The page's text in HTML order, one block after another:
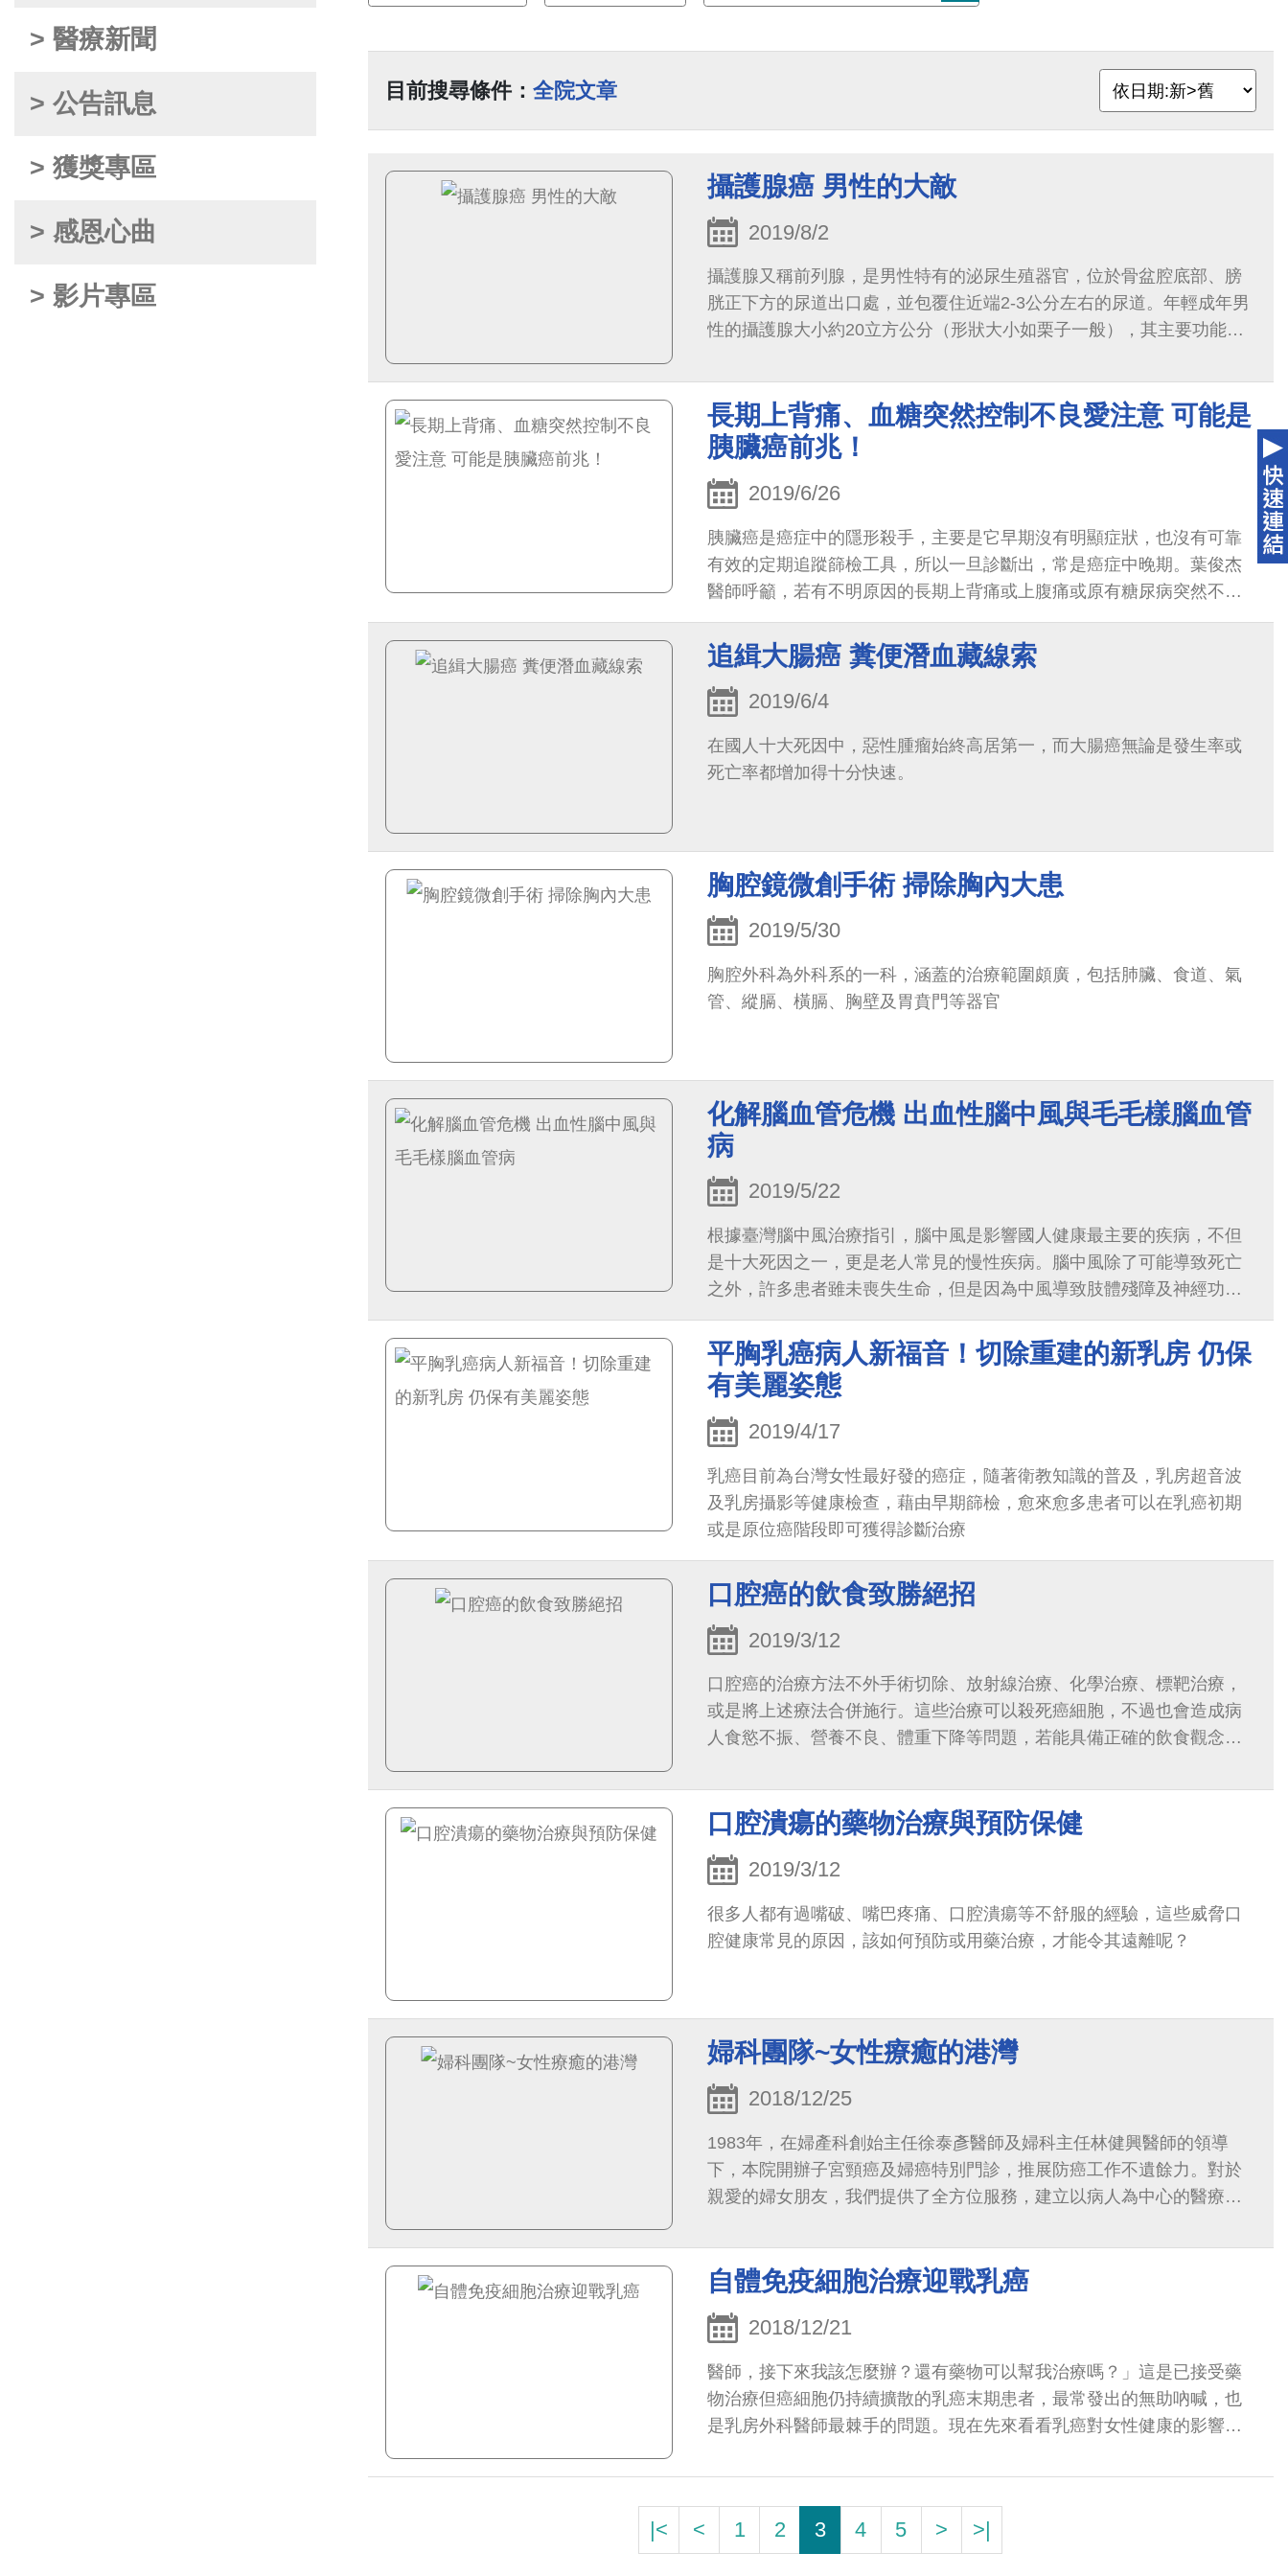
> 醫療新聞
> 公告訊息
> 獲獎專區
> 感恩心曲
> 影片專區
目前搜尋條件： 全院文章
攝護腺癌 男性的大敵
2019/8/2
攝護腺又稱前列腺，是男性特有的泌尿生殖器官，位於骨盆腔底部、膀
胱正下方的尿道出口處，並包覆住近端2-3公分左右的尿道。年輕成年男
性的攝護腺大小約20立方公分（形狀大小如栗子一般），其主要功能在
量20%的液體。
長期上背痛、血糖突然控制不良愛注意 可能是
胰臟癌前兆！
2019/6/26
胰臟癌是癌症中的隱形殺手，主要是它早期沒有明顯症狀，也沒有可靠
有效的定期追蹤篩檢工具，所以一旦診斷出，常是癌症中晚期。葉俊杰
醫師呼籲，若有不明原因的長期上背痛或上腹痛或原有糖尿病突然不明
原因控制不良、或是有皮膚眼球蠟黃、大便呈現灰白色、小便茶色、食
慾不振、體重減輕，這些都有可能是胰臟癌的前兆，勿掉以輕心。
追緝大腸癌 糞便潛血藏線索
2019/6/4
在國人十大死因中，惡性腫瘤始終高居第一，而大腸癌無論是發生率或
死亡率都增加得十分快速。
胸腔鏡微創手術 掃除胸內大患
2019/5/30
胸腔外科為外科系的一科，涵蓋的治療範圍頗廣，包括肺臟、食道、氣
管、縱膈、橫膈、胸壁及胃賁門等器官
化解腦血管危機 出血性腦中風與毛毛樣腦血管
病
2019/5/22
根據臺灣腦中風治療指引，腦中風是影響國人健康最主要的疾病，不但
是十大死因之一，更是老人常見的慢性疾病。腦中風除了可能導致死亡
之外，許多患者雖未喪失生命，但是因為中風導致肢體殘障及神經功能
損傷，必須支出龐大的醫療費用及耗損巨額的社會成本。
平胸乳癌病人新福音！切除重建的新乳房 仍保
有美麗姿態
2019/4/17
乳癌目前為台灣女性最好發的癌症，隨著衛教知識的普及，乳房超音波
及乳房攝影等健康檢查，藉由早期篩檢，愈來愈多患者可以在乳癌初期
或是原位癌階段即可獲得診斷治療
口腔癌的飲食致勝絕招
2019/3/12
口腔癌的治療方法不外手術切除、放射線治療、化學治療、標靶治療，
或是將上述療法合併施行。這些治療可以殺死癌細胞，不過也會造成病
人食慾不振、營養不良、體重下降等問題，若能具備正確的飲食觀念及
口腔潰瘍的藥物治療與預防保健
2019/3/12
很多人都有過嘴破、嘴巴疼痛、口腔潰瘍等不舒服的經驗，這些威脅口
腔健康常見的原因，該如何預防或用藥治療，才能令其遠離呢？
婦科團隊~女性療癒的港灣
2018/12/25
1983年，在婦產科創始主任徐泰彥醫師及婦科主任林健興醫師的領導
下，本院開辦子宮頸癌及婦癌特別門診，推展防癌工作不遺餘力。對於
親愛的婦女朋友，我們提供了全方位服務，建立以病人為中心的醫療，
與治療、子宮頸抹片檢查及人類乳突病毒疫苗接種
自體免疫細胞治療迎戰乳癌
2018/12/21
醫師，接下來我該怎麼辦？還有藥物可以幫我治療嗎？」這是已接受藥
物治療但癌細胞仍持續擴散的乳癌末期患者，最常發出的無助吶喊，也
是乳房外科醫師最棘手的問題。現在先來看看乳癌對女性健康的影響究
|< < 1 2 3 4 5 > >|